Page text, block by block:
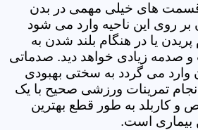
های خیلی مهمی در بدن
روی این ناحیه وارد می شود
یا در هنگام بلند شدن به
صدمه زیادی خواهد دید. صدماتی
وارد می گردد به سختی بهبودی
تمرینات ورزشی صحیح با یک
و کاربلد به طور قطع بهترین
بیماری است.